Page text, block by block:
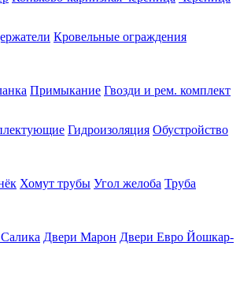
Кровельные ограждения
Примыкание Гвозди и рем. комплект
Гидроизоляция Обустройство
Хомут трубы Угол желоба Труба
Двери Марон Двери Евро Йошкар-